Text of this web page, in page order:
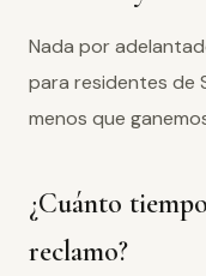
Nada por
para residentes de
menos que
¿Cuánto
reclamo?